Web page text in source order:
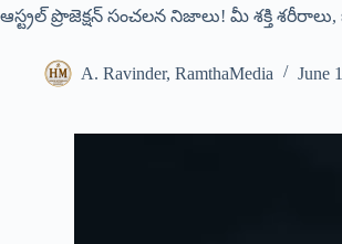
ఆస్ట్రల్ ప్రొజెక్షన్ సంచలన నిజాలు! మీ శక్తి
A. Ravinder, RamthaMedia June